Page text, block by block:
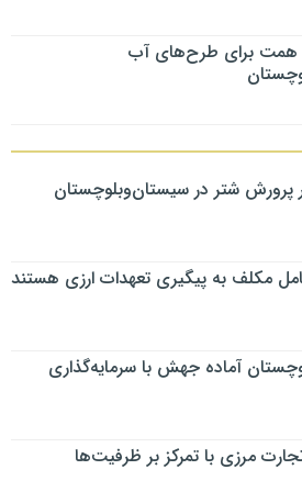
اختصاص ۹ همت برای طرح‌های آب
پرورش شتر در سیستان‌وبلوچستان
مکلف به پیگیری تعهدات ارزی هستند
آماده جهش با سرمایه‌گذاری
مرزی با تمرکز بر ظرفیت‌ها